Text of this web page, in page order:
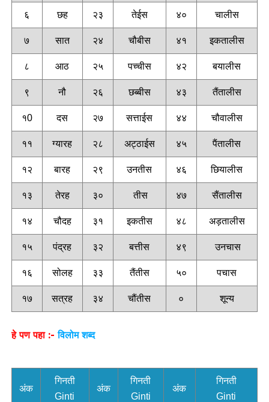
६ छह २३ तेईस ४० चालीस
७ सात २४ चौबीस ४१ इकतालीस
८ आठ २५ पच्चीस ४२ बयालीस
९ नौ २६ छब्बीस ४३ तैंतालीस
१0 दस २७ सत्ताईस ४४ चौवालीस
११ ग्यारह २८ अट्ठाईस ४५ पैंतालीस
१२ बारह २९ उनतीस ४६ छियालीस
१३ तेरह ३० तीस ४७ सैंतालीस
१४ चौदह ३१ इकतीस ४८ अड़तालीस
१५ पंद्रह ३२ बत्तीस ४९ उनचास
१६ सोलह ३३ तैंतीस ५० पचास
१७ सत्रह ३४ चौंतीस ० शून्य
हे पण पहा :- विलोम शब्द
अंक
गिनती
Ginti
अंक
गिनती
Ginti
अंक
गिनती
Ginti